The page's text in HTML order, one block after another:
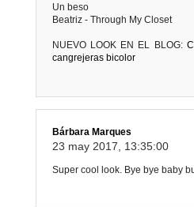
Un beso
Beatriz - Through My Closet
NUEVO LOOK EN EL BLOG:
cangrejeras bicolor
Bárbara Marques
23 may 2017, 13:35:00
Super cool look. Bye bye baby